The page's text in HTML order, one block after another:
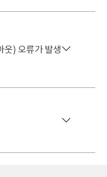
) 오류가 발생